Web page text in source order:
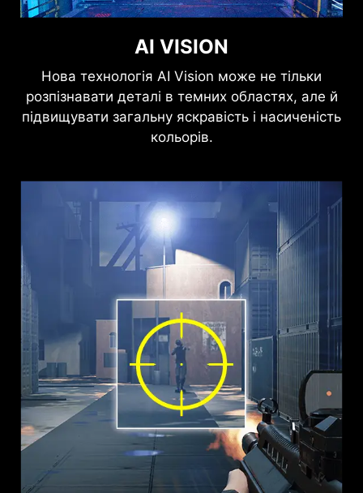
AI VISION
Нова технологія AI Vision може не тільки
розпізнавати деталі в темних областях, але й
підвищувати загальну яскравість і насиченість
кольорів.